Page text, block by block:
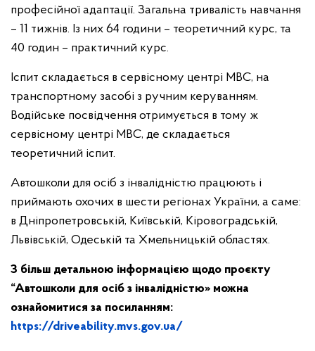
професійної адаптації. Загальна тривалість навчання
– 11 тижнів. Із них 64 години – теоретичний курс, та
40 годин – практичний курс.
Іспит складається в сервісному центрі МВС, на
транспортному засобі з ручним керуванням.
Водійське посвідчення отримується в тому ж
сервісному центрі МВС, де складається
теоретичний іспит.
Автошколи для осіб з інвалідністю працюють і
приймають охочих в шести регіонах України, а саме:
в Дніпропетровській, Київській, Кіровоградській,
Львівській, Одеській та Хмельницькій областях.
З більш детальною інформацією щодо проєкту
“Автошколи для осіб з інвалідністю» можна
ознайомитися за посиланням:
https://driveability.mvs.gov.ua/